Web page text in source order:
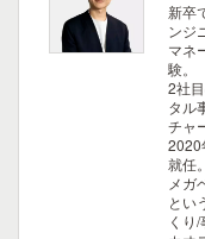
新卒
ンジ
マネ
験。
2社
タル
チャ
2020
就任。
メガ
とい
くり